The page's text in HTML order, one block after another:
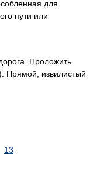
для
пути или
Проложить
Прямой, извилистый
13